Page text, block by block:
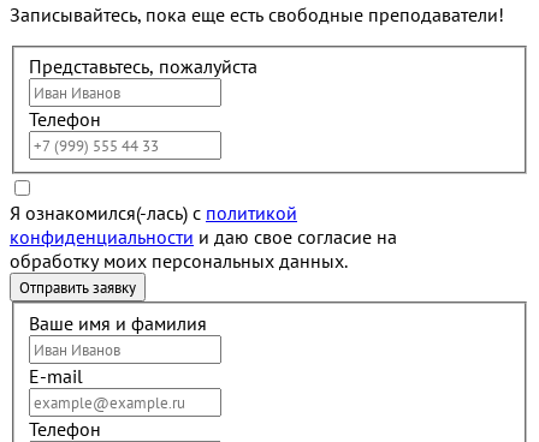
Записывайтесь, пока еще есть свободные преподаватели!
Представьтесь, пожалуйста
Телефон
Я ознакомился(-лась) с политикой
конфиденциальности и даю свое согласие на
обработку моих персональных данных.
Ваше имя и фамилия
E-mail
Телефон